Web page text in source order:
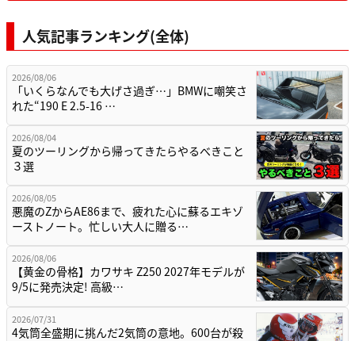
人気記事ランキング(全体)
2026/08/06
「いくらなんでも大げさ過ぎ…」BMWに嘲笑さ
れた“190 E 2.5-16 …
2026/08/04
夏のツーリングから帰ってきたらやるべきこと
３選
2026/08/05
悪魔のZからAE86まで、疲れた心に蘇るエキゾ
ーストノート。忙しい大人に贈る…
2026/08/06
【黄金の骨格】カワサキ Z250 2027年モデルが
9/5に発売決定! 高級…
2026/07/31
4気筒全盛期に挑んだ2気筒の意地。600台が殺